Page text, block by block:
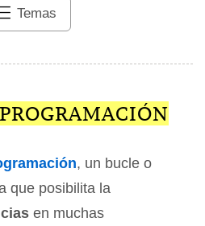
Temas
, un bucle o
que posibilita la
en muchas